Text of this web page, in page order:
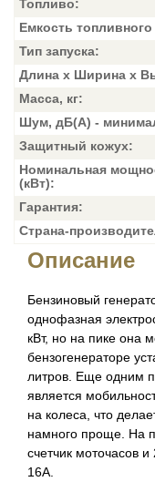
Топливо:
Емкость
Тип запуска:
Длина х Ширина х
Масса, кг:
Шум, дБ(А) -
Защитный кожух:
Номинальная
(кВт):
Гарантия:
Страна-
Описание
Бензиновый
однофазная
кВт, но на пике она
бензогенераторе
литров. Еще одним
является
на колеса, что
намного проще. На
счетчик моточасов
16А.